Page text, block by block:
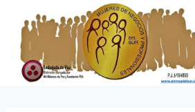
contenido